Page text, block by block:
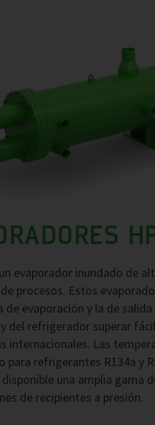
un evaporador inundado de
procesos. Estos
de evaporación y la de
del refrigerador superar
internacionales. Las
para refrigerantes R134a y
disponible una amplia gama
de recipientes a presión.